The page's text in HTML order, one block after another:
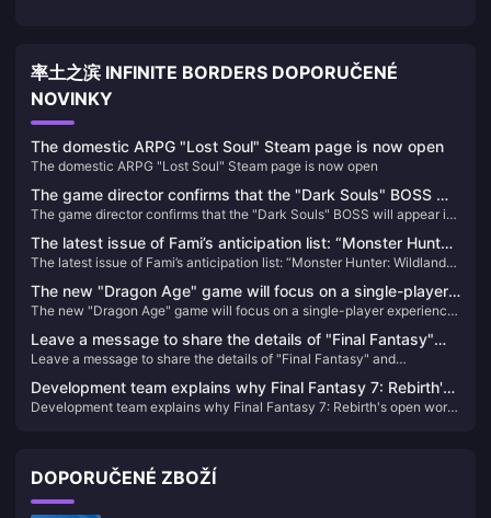
率土之滨 INFINITE BORDERS DOPORUČENÉ
NOVINKY
The domestic ARPG "Lost Soul" Steam page is now open
The domestic ARPG "Lost Soul" Steam page is now open
The game director confirms that the "Dark Souls" BOSS will
appear in "Elden's Circle: Reign of Night"
The game director confirms that the "Dark Souls" BOSS will appear in
The latest issue of Fami’s anticipation list: “Monster Hunter:
Wildlands” returns to the top of the list
The latest issue of Fami’s anticipation list: “Monster Hunter: Wildlands”
The new "Dragon Age" game will focus on a single-player
experience and will not include real-time services
The new "Dragon Age" game will focus on a single-player experience
Leave a message to share the details of "Final Fantasy"
and PlayStation and draw 3 PS5 thin and light console
cases.
Leave a message to share the details of "Final Fantasy" and
Development team explains why Final Fantasy 7: Rebirth's
open world is so important
Development team explains why Final Fantasy 7: Rebirth's open world
DOPORUČENÉ ZBOŽÍ